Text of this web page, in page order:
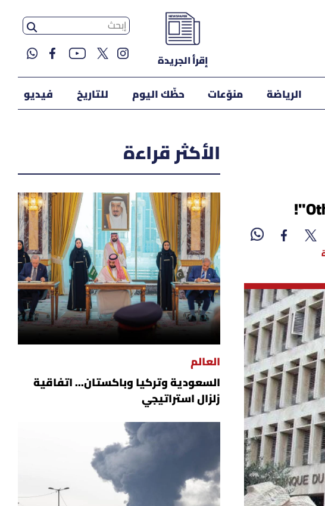
إقرأ الجريدة
الرياضة منوّعات حظّك اليوم للتاريخ فيديو
الأكثر قراءة
العالم
السعودية وتركيا وباكستان... اتفاقية
زلزال استراتيجي